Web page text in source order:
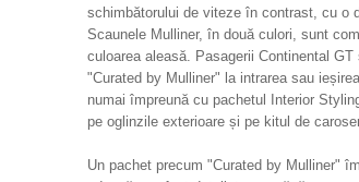
schimbătorului de viteze în contrast, cu o
Scaunele Mulliner, în două culori, sunt
culoarea aleasă. Pasagerii Continental
"Curated by Mulliner" la intrarea sau
numai împreună cu pachetul Interior
pe oglinzile exterioare și pe kitul de
Un pachet precum "Curated by Mulliner"